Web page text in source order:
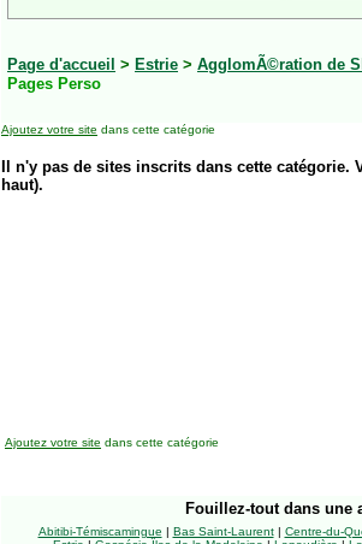
Page d'accueil > Estrie > AgglomÃ©ration de
Pages Perso
Ajoutez votre site dans cette catégorie
Il n'y pas de sites inscrits dans cette
haut).
Ajoutez votre site dans cette catégorie
Fouillez-tout dans une
Abitibi-Témiscamingue | Bas Saint-Laurent| Centre-du-